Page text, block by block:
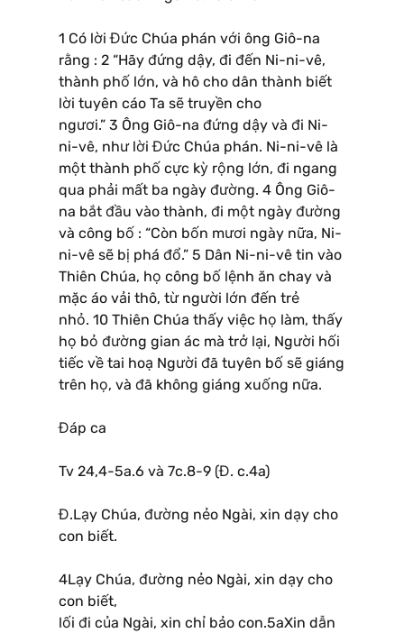
1 Có lời Đức Chúa phán với ông Giô-na
rằng : 2 “Hãy đứng dậy, đi đến Ni-ni-vê,
thành phố lớn, và hô cho dân thành biết
lời tuyên cáo Ta sẽ truyền cho
ngươi.” 3 Ông Giô-na đứng dậy và đi Ni-
ni-vê, như lời Đức Chúa phán. Ni-ni-vê là
một thành phố cực kỳ rộng lớn, đi ngang
qua phải mất ba ngày đường. 4 Ông Giô-
na bắt đầu vào thành, đi một ngày đường
và công bố : “Còn bốn mươi ngày nữa, Ni-
ni-vê sẽ bị phá đổ.” 5 Dân Ni-ni-vê tin vào
Thiên Chúa, họ công bố lệnh ăn chay và
mặc áo vải thô, từ người lớn đến trẻ
nhỏ. 10 Thiên Chúa thấy việc họ làm, thấy
họ bỏ đường gian ác mà trở lại, Người hối
tiếc về tai hoạ Người đã tuyên bố sẽ giáng
trên họ, và đã không giáng xuống nữa.
Đáp ca
Tv 24,4-5a.6 và 7c.8-9 (Đ. c.4a)
Đ.Lạy Chúa, đường nẻo Ngài, xin dạy cho
con biết.
4Lạy Chúa, đường nẻo Ngài, xin dạy cho
con biết,
lối đi của Ngài, xin chỉ bảo con.5aXin dẫn